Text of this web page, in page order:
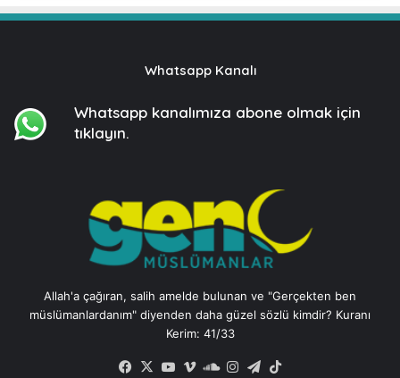
Whatsapp Kanalı
Whatsapp kanalımıza abone olmak için
tıklayın.
Allah'a çağıran, salih amelde bulunan ve "Gerçekten ben
müslümanlardanım" diyenden daha güzel sözlü kimdir? Kuranı
Kerim: 41/33
Facebook
X YouTube
VimeoSoundCloud
Instagram
Telegram